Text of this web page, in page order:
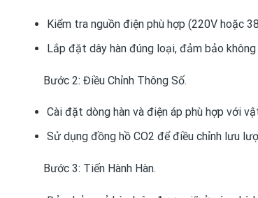
Kiểm tra nguồn điện phù hợp (220V hoặc
Lắp đặt dây hàn đúng loại, đảm bảo không
Bước 2: Điều Chỉnh Thông Số.
Cài đặt dòng hàn và điện áp phù hợp với
Sử dụng đồng hồ CO2 để điều chỉnh lưu
Bước 3: Tiến Hành Hàn.